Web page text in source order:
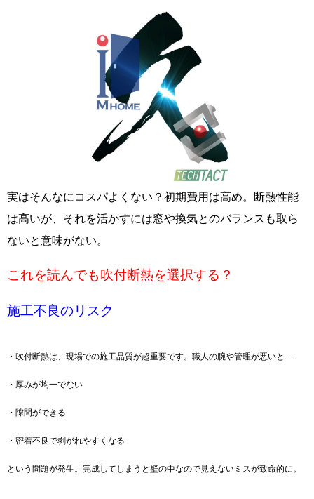
実はそんなにコスパよくない？初期費用は高め。断熱性能
は高いが、それを活かすには窓や換気とのバランスも取ら
ないと意味がない。
これを読んでも吹付断熱を選択する？
施工不良のリスク
・吹付断熱は、現場での施工品質が超重要です。職人の腕や管理が悪いと…
・厚みが均一でない
・隙間ができる
・密着不良で剥がれやすくなる
という問題が発生。完成してしまうと壁の中なので見えないミスが致命的に。